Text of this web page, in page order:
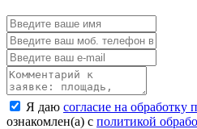
Я даю согласие на
ознакомлен(а) с политикой